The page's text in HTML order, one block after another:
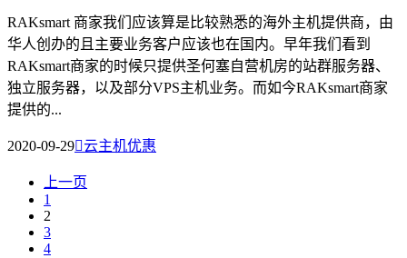
RAKsmart 商家我们应该算是比较熟悉的海外主机提供商，由
华人创办的且主要业务客户应该也在国内。早年我们看到
RAKsmart商家的时候只提供圣何塞自营机房的站群服务器、
独立服务器，以及部分VPS主机业务。而如今RAKsmart商家
提供的...
2020-09-29云主机优惠
上一页
1
2
3
4